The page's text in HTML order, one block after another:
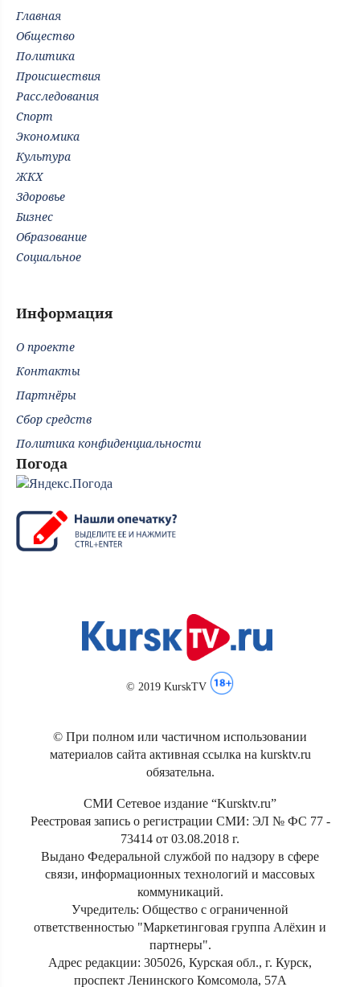
Главная
Общество
Политика
Происшествия
Расследования
Спорт
Экономика
Культура
ЖКХ
Здоровье
Бизнес
Образование
Социальное
Информация
О проекте
Контакты
Партнёры
Сбор средств
Политика конфиденциальности
Погода
© 2019 KurskTV
© При полном или частичном использовании
материалов сайта активная ссылка на kursktv.ru
обязательна.
СМИ Сетевое издание “Kursktv.ru”
Реестровая запись о регистрации СМИ: ЭЛ № ФС 77 -
73414 от 03.08.2018 г.
Выдано Федеральной службой по надзору в сфере
связи, информационных технологий и массовых
коммуникаций.
Учредитель: Общество с ограниченной
ответственностью "Маркетинговая группа Алёхин и
партнеры".
Адрес редакции: 305026, Курская обл., г. Курск,
проспект Ленинского Комсомола, 57А